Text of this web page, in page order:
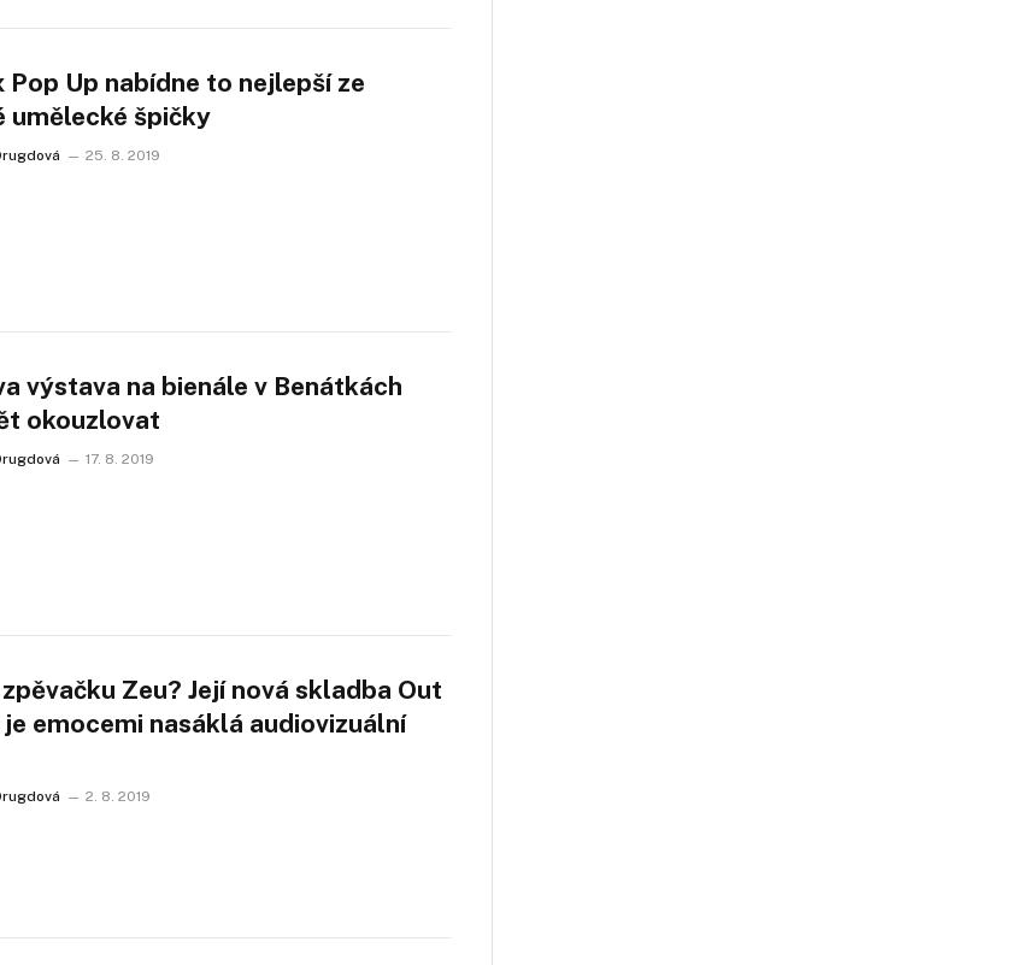
Pop Up nabídne to nejlepší ze
umělecké špičky
25. 8. 2019
výstava na bienále v Benátkách
okouzlovat
17. 8. 2019
Zeu? Její nová skladba Out
emocemi nasáklá audiovizuální
2. 8. 2019